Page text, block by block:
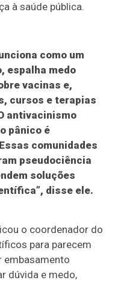
à saúde pública.
como um
espalha medo
vacinas e,
cursos e terapias
antivacinismo
pânico é
comunidades
pseudociência
soluções
disse ele.
o coordenador do
para parecem
embasamento
dúvida e medo,